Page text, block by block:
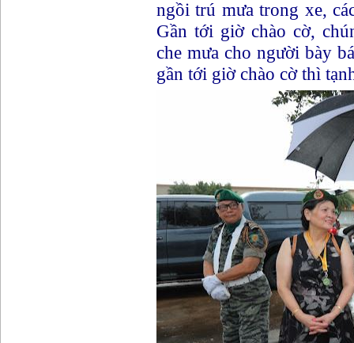
ngồi trú mưa trong xe,
Gần tới giờ chào cờ,
che mưa cho người bày
gần tới giờ chào cờ thì